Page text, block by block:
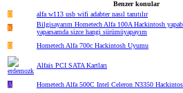
Benzer konular
D
alfa w113 usb wifi adabter nasıl tanıtılır
K
Bilgisayarım Hometech Alfa 100A Hackintosh
yaparsamda sizce hangi sürümüyapayım
D Hometech Alfa 700c Hackintosh Uyumu
Alfais PCI SATA Kartları
A Hometech Alfa 500C Intel Celeron N3350